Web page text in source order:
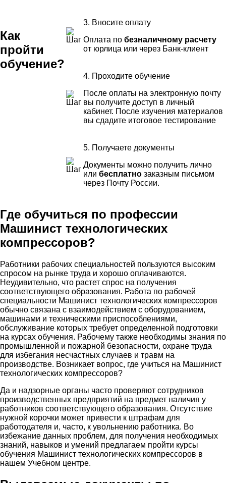
Как
пройти
обучение?
3. Вносите оплату
Оплата по безналичному расчету
от юрлица или через Банк-клиент
4. Проходите обучение
После оплаты на электронную почту
вы получите доступ в личный
кабинет. После изучения материалов
вы сдадите итоговое тестирование
5. Получаете документы
Документы можно получить лично
или бесплатно заказным письмом
через Почту России.
Где обучиться по профессии
Машинист технологических
компрессоров?
Работники рабочих специальностей пользуются высоким
спросом на рынке труда и хорошо оплачиваются.
Неудивительно, что растет спрос на получения
соответствующего образования. Работа по рабочей
специальности Машинист технологических компрессоров
обычно связана с взаимодействием с оборудованием,
машинами и техническими приспособлениями,
обслуживание которых требует определенной подготовки
на курсах обучения. Рабочему также необходимы знания по
промышленной и пожарной безопасности, охране труда
для избегания несчастных случаев и травм на
производстве. Возникает вопрос, где учиться на Машинист
технологических компрессоров?
Да и надзорные органы часто проверяют сотрудников
производственных предприятий на предмет наличия у
работников соответствующего образования. Отсутствие
нужной корочки может привести к штрафам для
работодателя и, часто, к увольнению работника. Во
избежание данных проблем, для получения необходимых
знаний, навыков и умений предлагаем пройти курсы
обучения Машинист технологических компрессоров в
нашем Учебном центре.